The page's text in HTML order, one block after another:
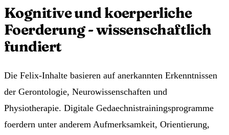
Kognitive und koerperliche
Foerderung - wissenschaftlich
fundiert
Die Felix-Inhalte basieren auf anerkannten Erkenntnissen
der Gerontologie, Neurowissenschaften und
Physiotherapie. Digitale Gedaechnistrainingsprogramme
foerdern unter anderem Aufmerksamkeit, Orientierung,